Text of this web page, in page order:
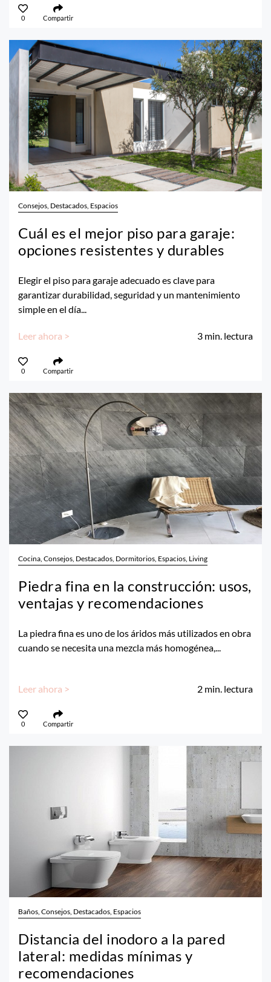
0 Compartir
Consejos, Destacados, Espacios
Cuál es el mejor piso para garaje:
opciones resistentes y durables
Elegir el piso para garaje adecuado es clave para
garantizar durabilidad, seguridad y un mantenimiento
simple en el día...
Leer ahora > 3 min. lectura
0 Compartir
Cocina, Consejos, Destacados, Dormitorios, Espacios, Living
Piedra fina en la construcción: usos,
ventajas y recomendaciones
La piedra fina es uno de los áridos más utilizados en obra
cuando se necesita una mezcla más homogénea,...
Leer ahora > 2 min. lectura
0 Compartir
Baños, Consejos, Destacados, Espacios
Distancia del inodoro a la pared
lateral: medidas mínimas y
recomendaciones